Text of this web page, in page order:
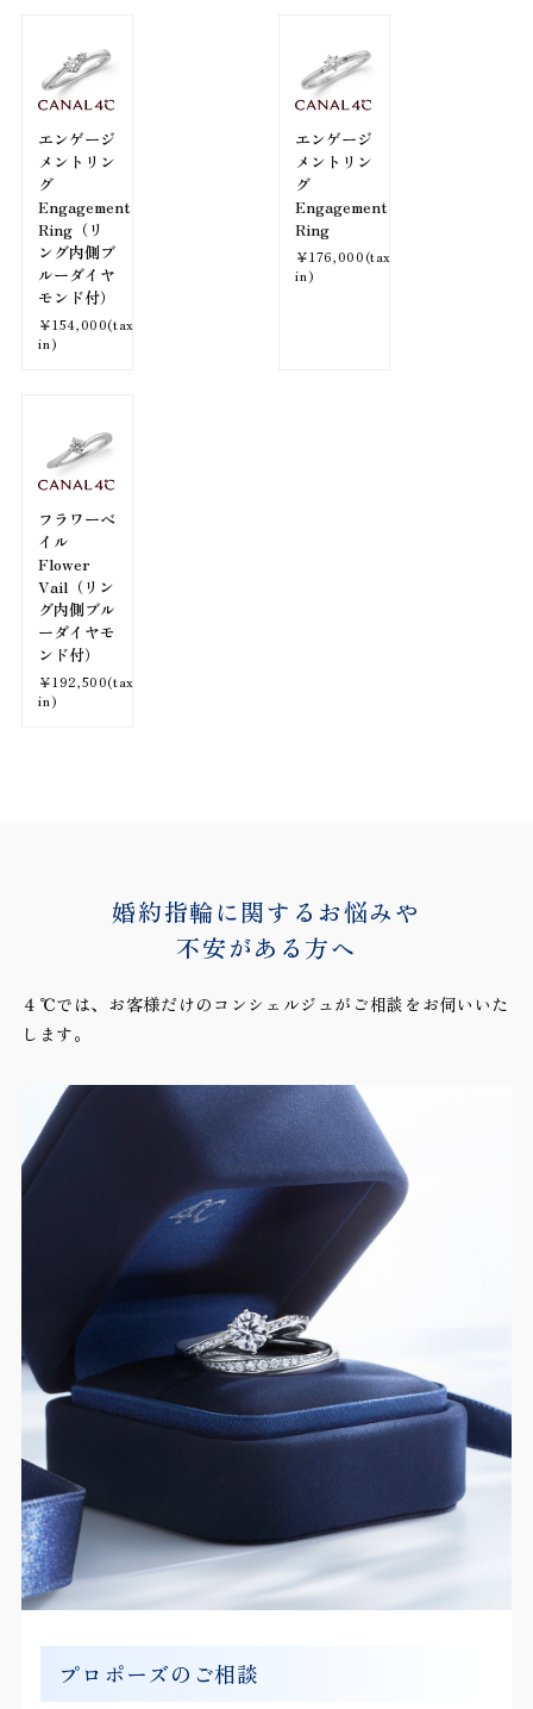
エンゲージ
メントリン
グ
Engagement
Ring（リ
ング内側ブ
ルーダイヤ
モンド付）
￥154,000(tax
in)
エンゲージ
メントリン
グ
Engagement
Ring
￥176,000(tax
in)
フラワーベ
イル
Flower
Vail（リン
グ内側ブル
ーダイヤモ
ンド付）
￥192,500(tax
in)
婚約指輪に関するお悩みや
不安がある方へ
４℃では、お客様だけのコンシェルジュがご相談をお伺いいた
します。
プロポーズのご相談